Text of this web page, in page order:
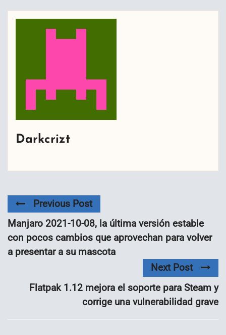
Darkcrizt
Previous Post
Manjaro 2021-10-08, la última versión estable
con pocos cambios que aprovechan para volver
a presentar a su mascota
Next Post
Flatpak 1.12 mejora el soporte para Steam y
corrige una vulnerabilidad grave